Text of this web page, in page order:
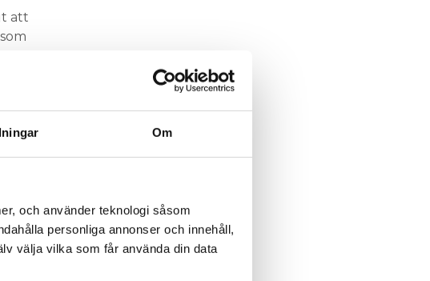
Om
och använder teknologi såsom
personliga annonser och innehåll,
välja vilka som får använda din data
att
den
till